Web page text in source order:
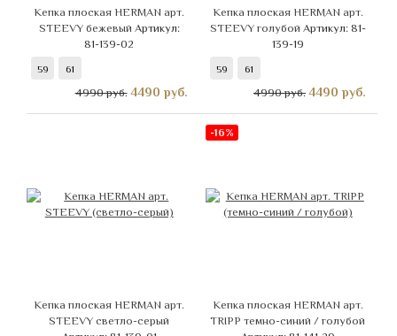
Кепка плоская HERMAN арт.
STEEVY бежевый Артикул:
81-139-02
59 61
4990 руб. 4490 руб.
Кепка плоская HERMAN арт.
STEEVY голубой Артикул: 81-
139-19
59 61
4990 руб. 4490 руб.
Кепка плоская HERMAN арт.
STEEVY светло-серый
-16%
Кепка плоская HERMAN арт.
TRIPP темно-синий / голубой